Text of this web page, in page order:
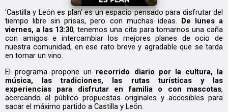
'Castilla y León es plan' es un espacio pensado para disfrutar del
tiempo libre sin prisas, pero con muchas ideas.
De lunes a
viernes, a las 13:30, tenemos una cita para tomarnos una caña
con amigos e intercambiar los mejores planes de ocio de
nuestra comunidad, en ese rato breve y agradable que se tarda
en tomar un vino.
El programa propone un recorrido diario por la cultura, la
música, las tradiciones, las rutas turísticas y las
experiencias para disfrutar en familia o con mascotas,
acercando al público propuestas originales y accesibles para
sacar el máximo partido a Castilla y León.